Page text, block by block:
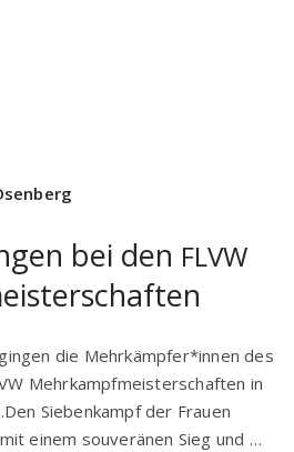
bei den FLVW
die Mehrkämpfer*innen des
Mehrkampfmeisterschaften in
Siebenkampf der Frauen
einem souveränen Sieg und …